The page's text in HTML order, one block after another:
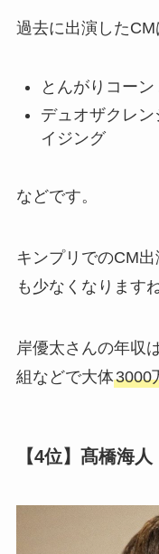
過去に出演したCM
とんがりコー
デュオザクレ
イジング
などです。
キンプリでのCM
も少なくなりますね
岸優太さんの年収
組などで大体3000
【4位】髙橋海人